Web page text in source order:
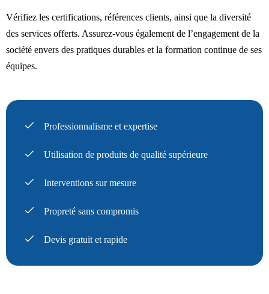
Vérifiez les certifications, références clients, ainsi que la diversité
des services offerts. Assurez-vous également de l’engagement de la
société envers des pratiques durables et la formation continue de ses
équipes.
Professionnalisme et expertise
Utilisation de produits de qualité supérieure
Interventions sur mesure
Propreté sans compromis
Devis gratuit et rapide